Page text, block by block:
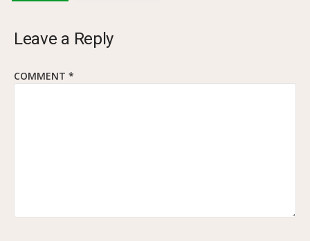
Leave a Reply
COMMENT *